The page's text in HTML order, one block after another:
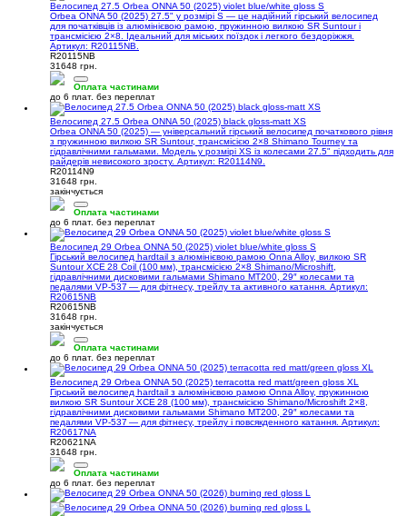
Велосипед 27.5 Orbea ONNA 50 (2025) violet blue/white gloss S
Orbea ONNA 50 (2025) 27.5" у розмірі S — це надійний гірський велосипед
для початківців із алюмінієвою рамою, пружинною вилкою SR Suntour і
трансмісією 2×8. Ідеальний для міських поїздок і легкого бездоріжжя.
Артикул: R20115NB.
R20115NB
31648 грн.
Оплата частинами
до 6 плат. без переплат
Велосипед 27.5 Orbea ONNA 50 (2025) black gloss-matt XS
Orbea ONNA 50 (2025) — універсальний гірський велосипед початкового рівня
з пружинною вилкою SR Suntour, трансмісією 2×8 Shimano Tourney та
гідравлічними гальмами. Модель у розмірі XS із колесами 27.5" підходить для
райдерів невисокого зросту. Артикул: R20114N9.
R20114N9
31648 грн.
закінчується
Оплата частинами
до 6 плат. без переплат
Велосипед 29 Orbea ONNA 50 (2025) violet blue/white gloss S
Гірський велосипед hardtail з алюмінієвою рамою Onna Alloy, вилкою SR
Suntour XCE 28 Coil (100 мм), трансмісією 2×8 Shimano/Microshift,
гідравлічними дисковими гальмами Shimano MT200, 29″ колесами та
педалями VP‑537 — для фітнесу, трейлу та активного катання. Артикул:
R20615NB
R20615NB
31648 грн.
закінчується
Оплата частинами
до 6 плат. без переплат
Велосипед 29 Orbea ONNA 50 (2025) terracotta red matt/green gloss XL
Гірський велосипед hardtail з алюмінієвою рамою Onna Alloy, пружинною
вилкою SR Suntour XCE 28 (100 мм), трансмісією Shimano/Microshift 2×8,
гідравлічними дисковими гальмами Shimano MT200, 29″ колесами та
педалями VP‑537 — для фітнесу, трейлу і повсякденного катання. Артикул:
R20617NA
R20621NA
31648 грн.
Оплата частинами
до 6 плат. без переплат